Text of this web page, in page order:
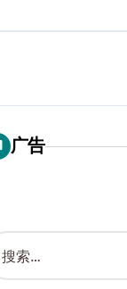
广告